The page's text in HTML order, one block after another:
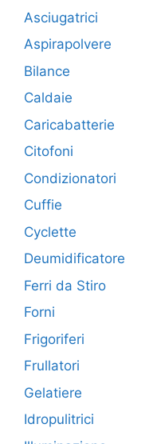
Asciugatrici
Aspirapolvere
Bilance
Caldaie
Caricabatterie
Citofoni
Condizionatori
Cuffie
Cyclette
Deumidificatore
Ferri da Stiro
Forni
Frigoriferi
Frullatori
Gelatiere
Idropulitrici